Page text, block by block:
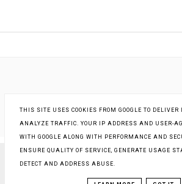
COPYRIGHT ©STARA KOBIETA... I JA
BLOG DESIGN:
THIS SITE USES COOKIES FROM GOOGLE TO
ANALYZE TRAFFIC. YOUR IP ADDRESS AND USER-
WITH GOOGLE ALONG WITH PERFORMANCE AND
ENSURE QUALITY OF SERVICE, GENERATE USAGE
DETECT AND ADDRESS ABUSE.